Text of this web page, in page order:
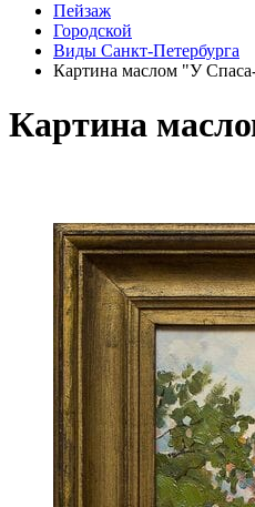
Пейзаж
Городской
Виды Санкт-Петербурга
Картина маслом "У
Картина